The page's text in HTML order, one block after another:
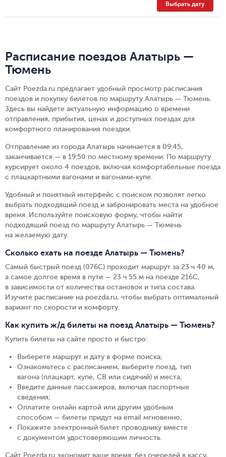
Выбрать дату
Расписание поездов Алатырь —
Тюмень
Сайт Poezda.ru предлагает удобный просмотр расписания
поездов и покупку билетов по маршруту Алатырь — Тюмень.
Здесь вы найдете актуальную информацию о времени
отправления, прибытия, ценах и доступных поездах для
комфортного планирования поездки.
Отправление из города Алатырь начинается в 09:45,
заканчивается — в 19:50 по местному времени. По маршруту
курсирует около 4 поездов, включая комфортабельные поезда
с плацкартными вагонами и вагонами-купе.
Удобный и понятный интерфейс с поиском позволят легко
выбрать подходящий поезд и забронировать места на удобное
время. Используйте поисковую форму, чтобы найти
подходящий поезд по маршруту Алатырь — Тюмень
на желаемую дату.
Сколько ехать на поезде Алатырь — Тюмень?
Самый быстрый поезд (076С) проходит маршрут за 23 ч 40 м,
а самое долгое время в пути — 23 ч 55 м на поезде 216С,
в зависимости от количества остановок и типа состава.
Изучите расписание на poezda.ru, чтобы выбрать оптимальный
вариант по скорости и комфорту.
Как купить ж/д билеты на поезд Алатырь — Тюмень?
Купить билеты на сайте просто и быстро:
Выберете маршрут и дату в форме поиска;
Ознакомьтесь с расписанием, выберите поезд, тип
вагона (плацкарт, купе, СВ или сидячий) и места;
Введите данные пассажиров, включая паспортные
сведения;
Оплатите онлайн картой или другим удобным
способом — билеты придут на email мгновенно;
Покажите электронный билет проводнику вместе
с документом удостоверяющим личность.
Сайт Poezda.ru экономит ваше время: без очередей в кассу,